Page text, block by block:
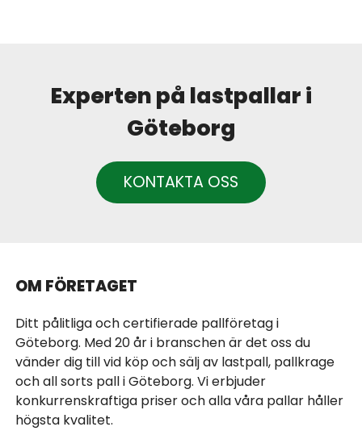
Experten på lastpallar i
Göteborg
KONTAKTA OSS
OM FÖRETAGET
Ditt pålitliga och certifierade pallföretag i
Göteborg. Med 20 år i branschen är det oss du
vänder dig till vid köp och sälj av lastpall, pallkrage
och all sorts pall i Göteborg. Vi erbjuder
konkurrenskraftiga priser och alla våra pallar håller
högsta kvalitet.